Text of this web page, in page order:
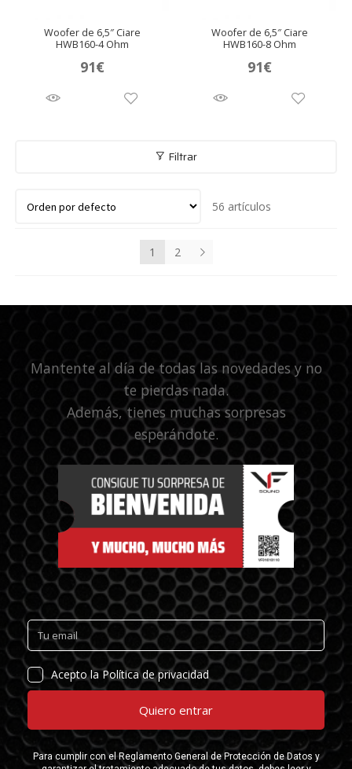
Woofer de 6,5″ Ciare
HWB160-4 Ohm
91€
Woofer de 6,5″ Ciare
HWB160-8 Ohm
91€
Filtrar
56 artículos
1 2
Mantente al día de todas las novedades y no
te pierdas nada.
Además, tienes muchas sorpresas
esperándote.